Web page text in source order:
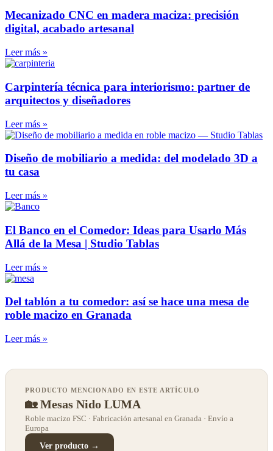
Mecanizado CNC en madera maciza: precisión
digital, acabado artesanal
Leer más »
Carpintería técnica para interiorismo: partner de
arquitectos y diseñadores
Leer más »
Diseño de mobiliario a medida: del modelado 3D a
tu casa
Leer más »
El Banco en el Comedor: Ideas para Usarlo Más
Allá de la Mesa | Studio Tablas
Leer más »
Del tablón a tu comedor: así se hace una mesa de
roble macizo en Granada
Leer más »
PRODUCTO MENCIONADO EN ESTE ARTÍCULO
🏡 Mesas Nido LUMA
Roble macizo FSC · Fabricación artesanal en Granada · Envío a
Europa
Ver producto →